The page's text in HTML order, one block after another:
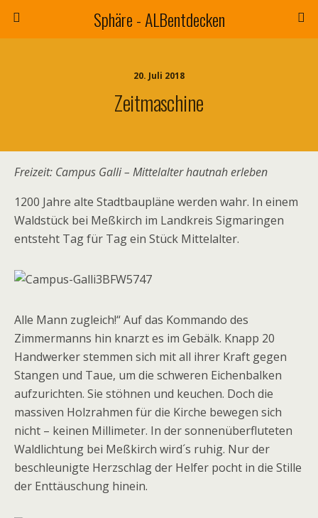
Sphäre - ALBentdecken
20. Juli 2018
Zeitmaschine
Freizeit: Campus Galli – Mittelalter hautnah erleben
1200 Jahre alte Stadtbaupläne werden wahr. In einem
Waldstück bei Meßkirch im Landkreis Sigmaringen
entsteht Tag für Tag ein Stück Mittelalter.
Alle Mann zugleich!“ Auf das Kommando des
Zimmermanns hin knarzt es im Gebälk. Knapp 20
Handwerker stemmen sich mit all ihrer Kraft gegen
Stangen und Taue, um die schweren Eichenbalken
aufzurichten. Sie stöhnen und keuchen. Doch die
massiven Holzrahmen für die Kirche bewegen sich
nicht – keinen Millimeter. In der sonnenüberfluteten
Waldlichtung bei Meßkirch wird´s ruhig. Nur der
beschleunigte Herzschlag der Helfer pocht in die Stille
der Enttäuschung hinein.